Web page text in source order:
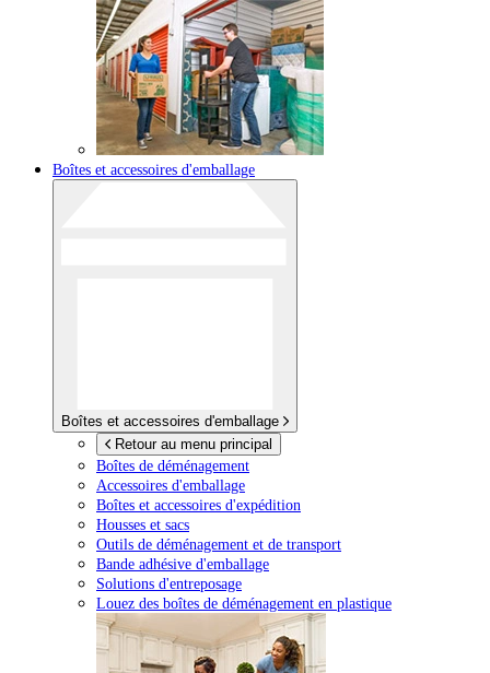
Boîtes et accessoires d'emballage
Boîtes et accessoires d'emballage
Retour au menu principal
Boîtes de déménagement
Accessoires d'emballage
Boîtes et accessoires d'expédition
Housses et sacs
Outils de déménagement et de transport
Bande adhésive d'emballage
Solutions d'entreposage
Louez des boîtes de déménagement en plastique